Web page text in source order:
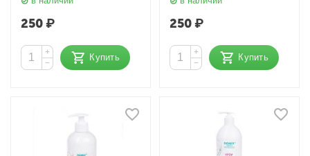
250₽
+
−
Купить
250₽
+
−
Купить